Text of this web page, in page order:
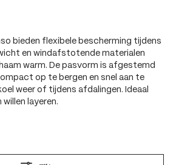
bieden flexibele bescherming tijdens
en windafstotende materialen
warm. De pasvorm is afgestemd
op te bergen en snel aan te
weer of tijdens afdalingen. Ideaal
layeren.